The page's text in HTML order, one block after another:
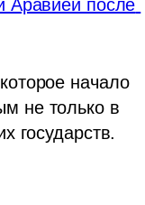
Аравией после
начало
не только в
государств.